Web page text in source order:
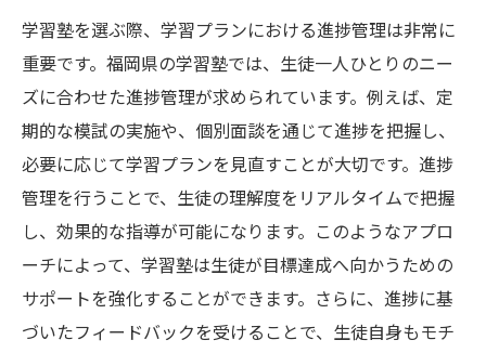
学習塾を選ぶ際、学習プランにおける進捗管理は非常に
重要です。福岡県の学習塾では、生徒一人ひとりのニー
ズに合わせた進捗管理が求められています。例えば、定
期的な模試の実施や、個別面談を通じて進捗を把握し、
必要に応じて学習プランを見直すことが大切です。進捗
管理を行うことで、生徒の理解度をリアルタイムで把握
し、効果的な指導が可能になります。このようなアプロ
ーチによって、学習塾は生徒が目標達成へ向かうための
サポートを強化することができます。さらに、進捗に基
づいたフィードバックを受けることで、生徒自身もモチ